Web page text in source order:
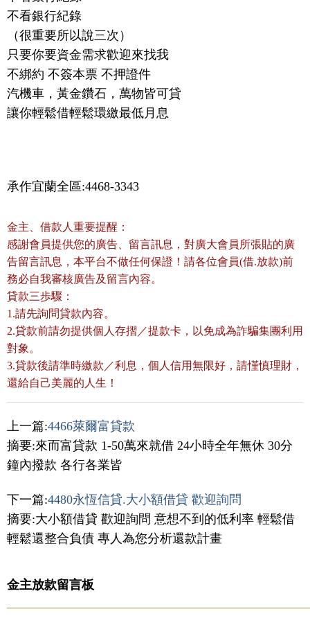
不看銀行紀錄
（很重要所以說三次）
只要你要資金需求歡迎來找我
不綁約 不簽本票 不押證件
汽機車，黃金鑽石，萬物皆可貸
讓你輕鬆借輕鬆環繳最低月息
承作宜蘭全區:4468-3343
金主、借款人重要提醒：
感謝會員提供您的廣告、留言訊息，對廣大會員所張貼的廣
告留言訊息，本平台不做任何保證！請各位會員(借.放款)前
務必自我審核廣告及留言內容。
貸款三歩驟：
1.請先詢問貸款內容。
2.貸款前請勿提供個人存摺／提款卡，以免成為詐騙集團利用
對象。
3.貸款後請準時繳款／利息，個人信用無限好，請慬慎理財，
還給自己美麗的人生！
上一篇:4466萊爾富貸款
摘要:來而富貸款 1-50萬來就借 24小時全年無休 30分
鐘內撥款 各行各業皆
下一篇:4480永恆信貸.大小額借貸 歡迎詢問
摘要:大小額借貸 歡迎詢問 意想不到的低利率 輕鬆借
輕鬆還整合負債 專人為您分析還款計畫
金主放款留言板